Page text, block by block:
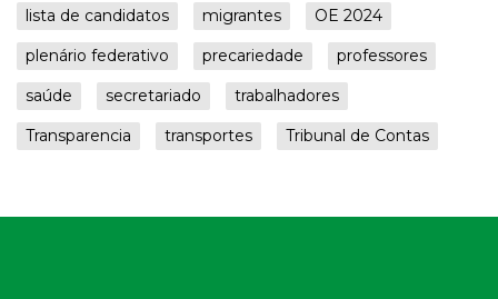
lista de candidatos
migrantes
OE 2024
plenário federativo
precariedade
professores
saúde
secretariado
trabalhadores
Transparencia
transportes Tribunal de Contas